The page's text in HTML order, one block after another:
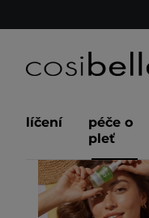
líčení
péče o
pleť